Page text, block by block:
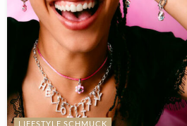
LIFESTYLE SCHMUCK